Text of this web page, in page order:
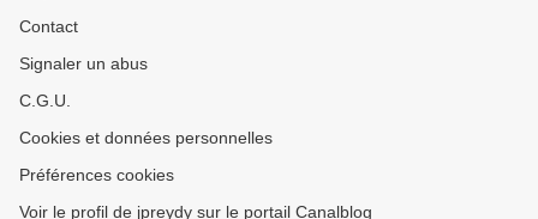
Contact
Signaler un abus
C.G.U.
Cookies et données personnelles
Préférences cookies
Voir le profil de jpreydy sur le portail Canalblog